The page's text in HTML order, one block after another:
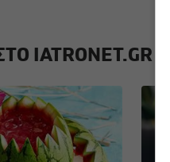
IATRONET.GR